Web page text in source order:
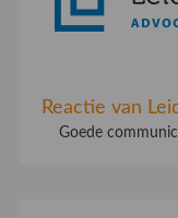
Reactie van
Goede